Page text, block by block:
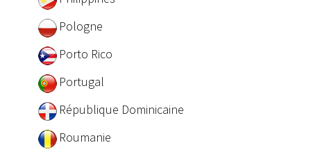
Pologne
Porto Rico
Portugal
République Dominicaine
Roumanie